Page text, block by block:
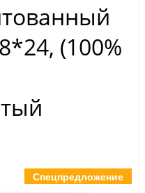
(100%
Спецпредложение